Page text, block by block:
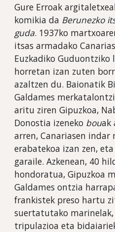
Gure Erroak
komikia da Berunezko
guda. 1937ko
itsas armadako
Euzkadiko Guduontziko
horretan izan zuten
azaltzen du. Baionatik
Galdames
aritu ziren Gipuzkoa,
Donostia izeneko bouak
arren, Canariasen indar
erabatekoa izan zen,
garaile. Azkenean, 40
hondoratua, Gipuzkoa
Galdames ontzia
frankistek preso hartu
suertatutako
tripulazioa eta